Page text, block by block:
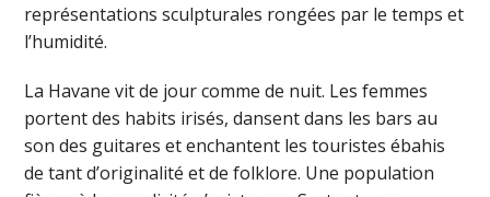
représentations sculpturales rongées par le temps et
l’humidité.
La Havane vit de jour comme de nuit. Les femmes
portent des habits irisés, dansent dans les bars au
son des guitares et enchantent les touristes ébahis
de tant d’originalité et de folklore. Une population